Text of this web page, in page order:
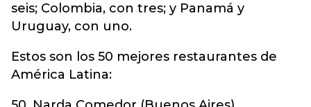
seis; Colombia, con tres; y Panamá y
Uruguay, con uno.
Estos son los 50 mejores restaurantes de
América Latina: